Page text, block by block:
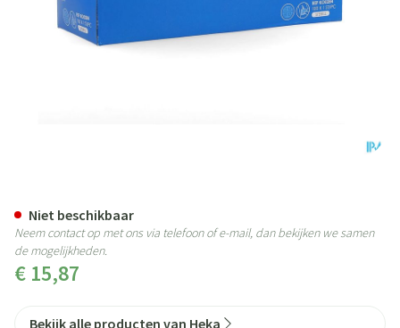
€ 15,87
Niet beschikbaar
Neem contact op met ons via telefoon of e-mail, dan bekijken we samen
de mogelijkheden.
Bekijk alle producten van Heka